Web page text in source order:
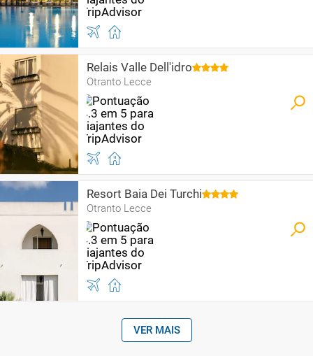
Relais Valle Dell'idro
Otranto Lecce
Resort Baia Dei Turchi
Otranto Lecce
VER MAIS